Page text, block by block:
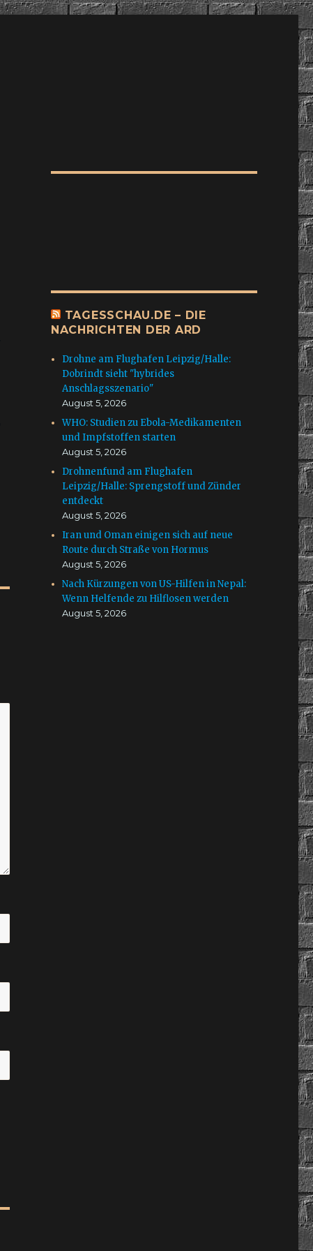
TAGESSCHAU.DE – DIE
NACHRICHTEN DER ARD
Drohne am Flughafen Leipzig/Halle:
Dobrindt sieht "hybrides
Anschlagsszenario"
August 5, 2026
WHO: Studien zu Ebola-Medikamenten
und Impfstoffen starten
August 5, 2026
Drohnenfund am Flughafen
Leipzig/Halle: Sprengstoff und Zünder
entdeckt
August 5, 2026
Iran und Oman einigen sich auf neue
Route durch Straße von Hormus
August 5, 2026
Nach Kürzungen von US-Hilfen in Nepal:
Wenn Helfende zu Hilflosen werden
August 5, 2026